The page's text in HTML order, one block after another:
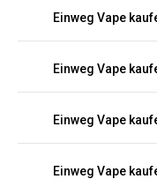
Einweg Vape
Einweg Vape
Einweg Vape
Einweg Vape